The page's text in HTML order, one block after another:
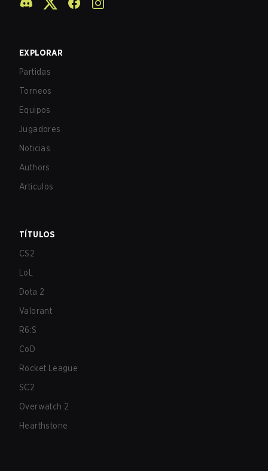
EXPLORAR
Partidas
Torneos
Equipos
Jugadores
Noticias
Authors
Artículos
TÍTULOS
CS2
LoL
Dota 2
Valorant
R6:S
CoD
Rocket League
SC2
Overwatch 2
Hearthstone